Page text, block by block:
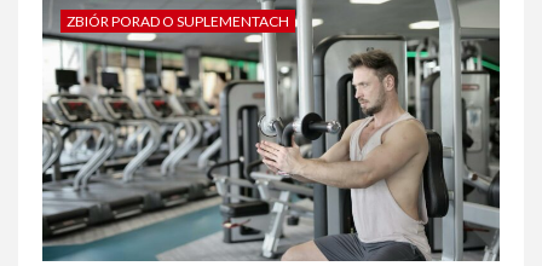
ZBIÓR PORAD O SUPLEMENTACH